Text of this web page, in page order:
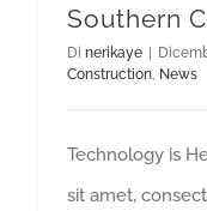
Southern
Di nerikaye |
Construction News
Technology is
sit amet,